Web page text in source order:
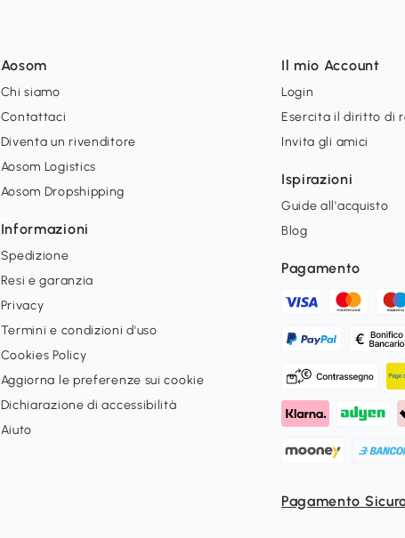
Aosom
Chi siamo
Contattaci
Diventa un rivenditore
Aosom Logistics
Aosom Dropshipping
Informazioni
Spedizione
Resi e garanzia
Privacy
Termini e condizioni d'uso
Cookies Policy
Aggiorna le preferenze sui cookie
Dichiarazione di accessibilità
Aiuto
Il mio Account
Login
Esercita il diritto di
Invita gli amici
Ispirazioni
Guide all'acquisto
Blog
Pagamento
Pagamento